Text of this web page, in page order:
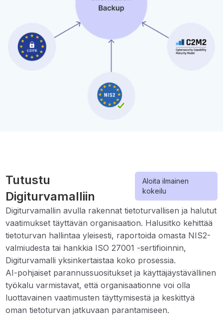
Tutustu
Digiturvamalliin
Aloita ilmainen
kokeilu
Digiturvamallin avulla rakennat tietoturvallisen ja halutut
vaatimukset täyttävän organisaation. Halusitko kehittää
tietoturvan hallintaa yleisesti, raportoida omasta NIS2-
valmiudesta tai hankkia ISO 27001 -sertifioinnin,
Digiturvamalli yksinkertaistaa koko prosessia.
AI-pohjaiset parannussuositukset ja käyttäjäystävällinen
työkalu varmistavat, että organisaationne voi olla
luottavainen vaatimusten täyttymisestä ja keskittyä
oman tietoturvan jatkuvaan parantamiseen.